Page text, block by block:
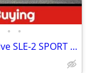
• •
2014 GMC TERRAIN AWD All Wheel Drive SLE-2 SPORT UTILITY 4D SUV